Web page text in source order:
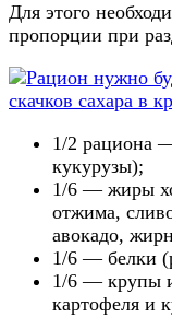
Для этого
пропорции при
1/2 рациона
кукурузы);
1/6 — жиры
отжима,
авокадо,
1/6 — белки
1/6 — крупы
картофеля и